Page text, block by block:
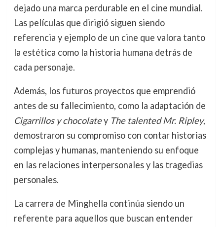
dejado una marca perdurable en el cine mundial.
Las películas que dirigió siguen siendo
referencia y ejemplo de un cine que valora tanto
la estética como la historia humana detrás de
cada personaje.
Además, los futuros proyectos que emprendió
antes de su fallecimiento, como la adaptación de
Cigarrillos y chocolatey The talented Mr. Ripley,
demostraron su compromiso con contar historias
complejas y humanas, manteniendo su enfoque
en las relaciones interpersonales y las tragedias
personales.
La carrera de Minghella continúa siendo un
referente para aquellos que buscan entender